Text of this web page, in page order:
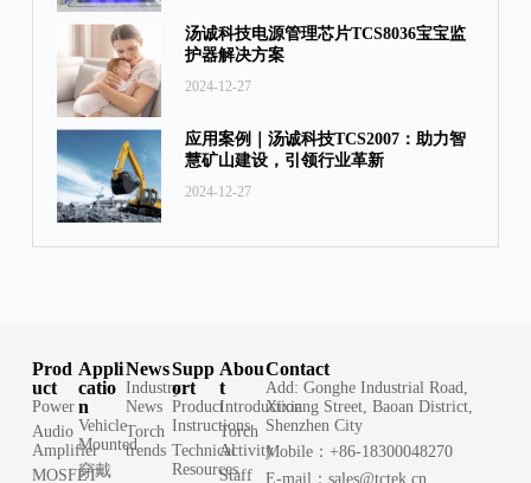
汤诚科技电源管理芯片TCS8036宝宝监
护器解决方案
2024-12-27
应用案例｜汤诚科技TCS2007：‌助力智
慧矿山建设，‌引领行业革新
2024-12-27
Prod
uct
Power
Audio
Amplifier
MOSFET
Appli
catio
n
Vehicle
Mounted
穿戴
News
Industry
News
Torch
trends
Supp
ort
Product
Instructions
Technical
Resources
Abou
t
Introduction
Torch
Activity
Staff
Contact
Add: Gonghe Industrial Road,
Xixiang Street, Baoan District,
Shenzhen City
Mobile：+86-18300048270
E-mail：sales@tctek.cn